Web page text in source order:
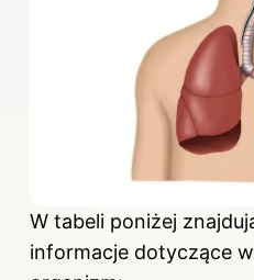
W tabeli poniżej
informacje dotyczące